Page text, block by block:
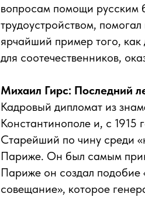
вопросам помощи русским
трудоустройством,
ярчайший пример того, как
для соотечественников,
Михаил Гирс: Последний
Кадровый дипломат из
Константинополе и, с 1915
Старейший по чину среди
Париже. Он был самым
Париже он создал подобие
совещание», которое